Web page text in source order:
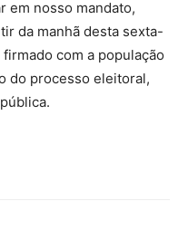
em nosso mandato,
da manhã desta sexta-
com a população
do processo eleitoral,